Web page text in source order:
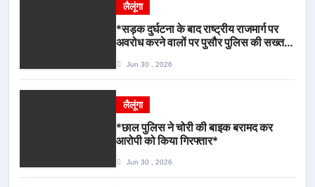
लैलूंगा
*सड़क दुर्घटना के बाद राष्ट्रीय राजमार्ग पर
अवरोध करने वालों पर पुसौर पुलिस की सख्त
Jun 30 , 2026
लैलूंगा
*छाल पुलिस ने चोरी की बाइक बरामद कर
आरोपी को किया गिरफ्तार*
Jun 30 , 2026